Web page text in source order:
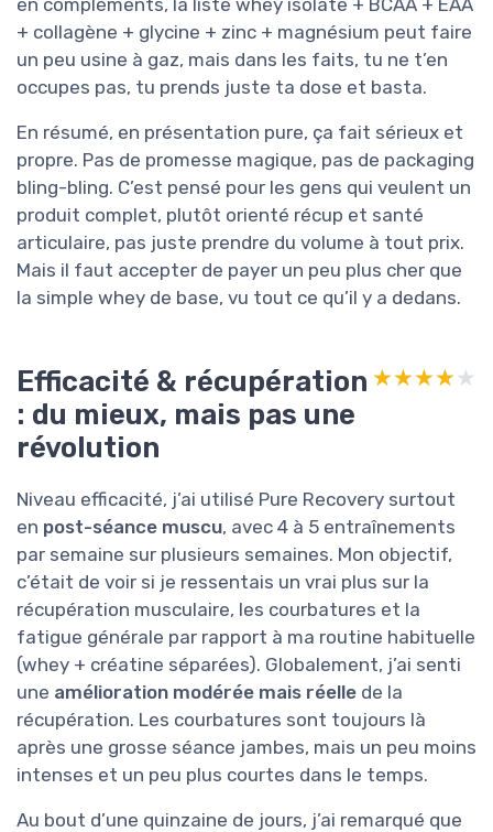
+ collagène + glycine + zinc + magnésium peut faire
un peu usine à gaz, mais dans les faits, tu ne t’en
occupes pas, tu prends juste ta dose et basta.
En résumé, en présentation pure, ça fait sérieux et
propre. Pas de promesse magique, pas de packaging
bling-bling. C’est pensé pour les gens qui veulent un
produit complet, plutôt orienté récup et santé
articulaire, pas juste prendre du volume à tout prix.
Mais il faut accepter de payer un peu plus cher que
la simple whey de base, vu tout ce qu’il y a dedans.
Efficacité & récupération
: du mieux, mais pas une
révolution
★★★★★
★★★★★
Niveau efficacité, j’ai utilisé Pure Recovery surtout
en post-séance muscu, avec 4 à 5 entraînements
par semaine sur plusieurs semaines. Mon objectif,
c’était de voir si je ressentais un vrai plus sur la
récupération musculaire, les courbatures et la
fatigue générale par rapport à ma routine habituelle
(whey + créatine séparées). Globalement, j’ai senti
une amélioration modérée mais réelle de la
récupération. Les courbatures sont toujours là
après une grosse séance jambes, mais un peu moins
intenses et un peu plus courtes dans le temps.
Au bout d’une quinzaine de jours, j’ai remarqué que